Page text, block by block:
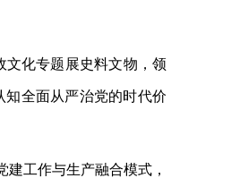
文化专题展史料文物，领
知全面从严治党的时代价
建工作与生产融合模式，